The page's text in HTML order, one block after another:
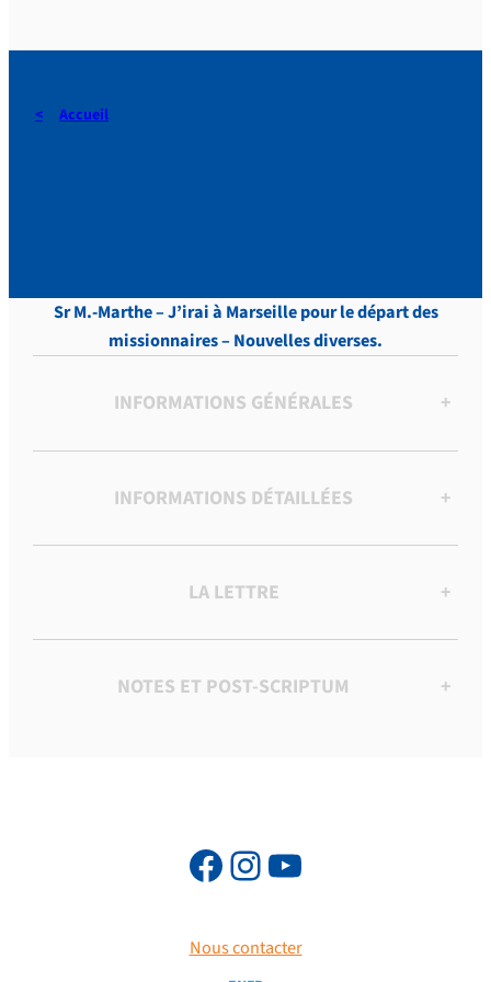
Accueil
Sr M.-Marthe – J’irai à Marseille pour le départ des
missionnaires – Nouvelles diverses.
INFORMATIONS GÉNÉRALES +
INFORMATIONS DÉTAILLÉES +
LA LETTRE +
NOTES ET POST-SCRIPTUM +
Nous contacter